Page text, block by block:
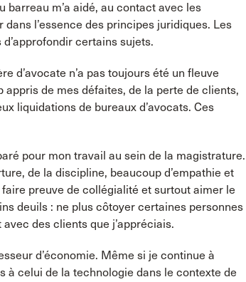
barreau m’a aidé, au contact avec les
l’essence des principes juridiques. Les
certains sujets.
d’avocate n’a pas toujours été un fleuve
de mes défaites, de la perte de clients,
liquidations de bureaux d’avocats. Ces
pour mon travail au sein de la magistrature.
de la discipline, beaucoup d’empathie et
preuve de collégialité et surtout aimer le
deuils : ne plus côtoyer certaines personnes
des clients que j’appréciais.
d’économie. Même si je continue à
à celui de la technologie dans le contexte de